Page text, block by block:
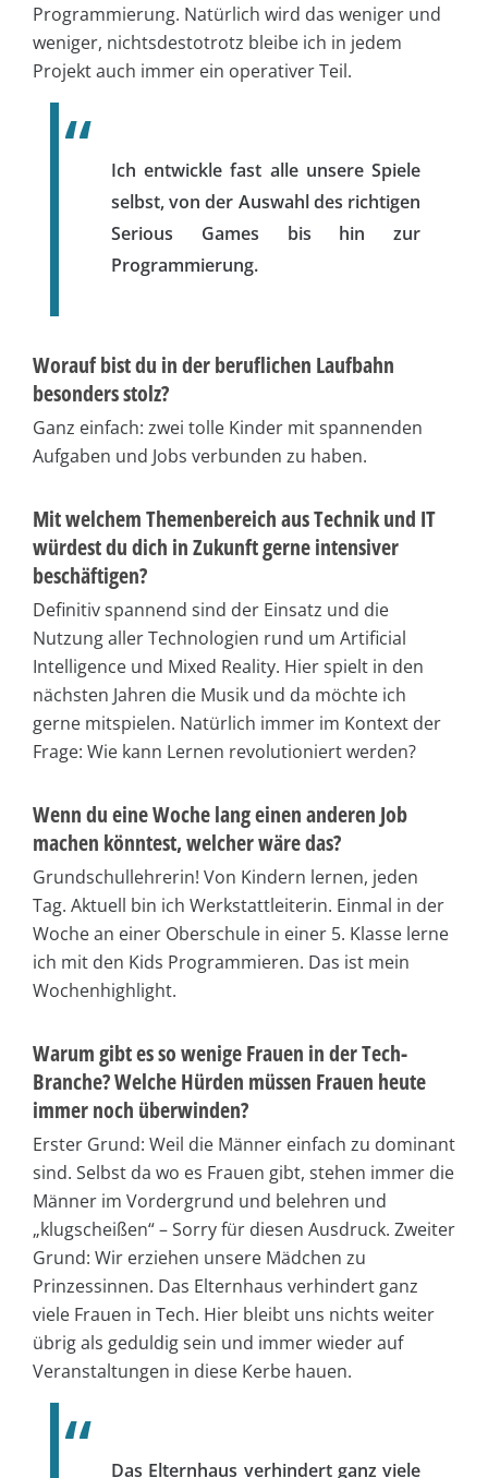
Programmierung. Natürlich wird das weniger und
weniger, nichtsdestotrotz bleibe ich in jedem
Projekt auch immer ein operativer Teil.
Ich entwickle fast alle unsere Spiele
selbst, von der Auswahl des richtigen
Serious Games bis hin zur
Programmierung.
Worauf bist du in der beruflichen Laufbahn
besonders stolz?
Ganz einfach: zwei tolle Kinder mit spannenden
Aufgaben und Jobs verbunden zu haben.
Mit welchem Themenbereich aus Technik und IT
würdest du dich in Zukunft gerne intensiver
beschäftigen?
Definitiv spannend sind der Einsatz und die
Nutzung aller Technologien rund um Artificial
Intelligence und Mixed Reality. Hier spielt in den
nächsten Jahren die Musik und da möchte ich
gerne mitspielen. Natürlich immer im Kontext der
Frage: Wie kann Lernen revolutioniert werden?
Wenn du eine Woche lang einen anderen Job
machen könntest, welcher wäre das?
Grundschullehrerin! Von Kindern lernen, jeden
Tag. Aktuell bin ich Werkstattleiterin. Einmal in der
Woche an einer Oberschule in einer 5. Klasse lerne
ich mit den Kids Programmieren. Das ist mein
Wochenhighlight.
Warum gibt es so wenige Frauen in der Tech-
Branche? Welche Hürden müssen Frauen heute
immer noch überwinden?
Erster Grund: Weil die Männer einfach zu dominant
sind. Selbst da wo es Frauen gibt, stehen immer die
Männer im Vordergrund und belehren und
„klugscheißen“ – Sorry für diesen Ausdruck. Zweiter
Grund: Wir erziehen unsere Mädchen zu
Prinzessinnen. Das Elternhaus verhindert ganz
viele Frauen in Tech. Hier bleibt uns nichts weiter
übrig als geduldig sein und immer wieder auf
Veranstaltungen in diese Kerbe hauen.
Das Elternhaus verhindert ganz viele